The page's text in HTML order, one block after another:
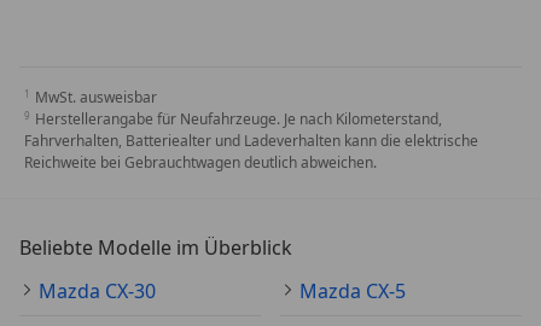
MwSt. ausweisbar
Herstellerangabe für Neufahrzeuge. Je nach Kilometerstand,
Fahrverhalten, Batteriealter und Ladeverhalten kann die elektrische
Reichweite bei Gebrauchtwagen deutlich abweichen.
Beliebte Modelle im Überblick
Mazda CX-30
Mazda CX-5